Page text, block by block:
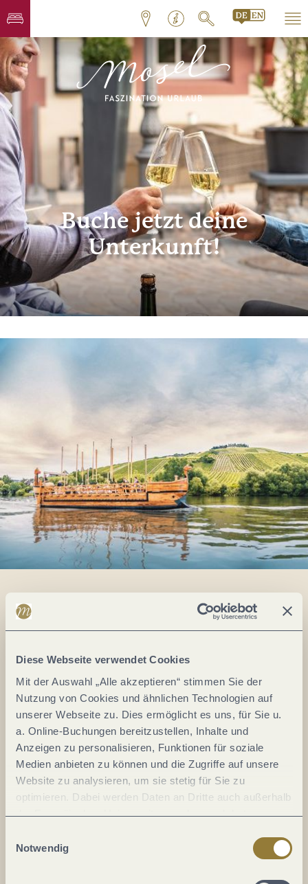
Diese Webseite verwendet Cookies
Mit der Auswahl „Alle akzeptieren“ stimmen Sie der
Nutzung von Cookies und ähnlichen Technologien auf
unserer Webseite zu. Dies ermöglicht es uns, für Sie u.
a. Online-Buchungen bereitzustellen, Inhalte und
Anzeigen zu personalisieren, Funktionen für soziale
Medien anbieten zu können und die Zugriffe auf unsere
Website zu analysieren, um sie stetig für Sie zu
optimieren. Dabei werden Daten an Dritte auch außerhalb
der Europäischen Union weitergegeben und dort
jederzeit widerrufen werden. Mit der Auswahl "Alle
ablehnen" kann es zu Beeinträchtigungen in der Nutzung
Notwendig
Buche jetzt deine
Unterkunft!
Alles im Fluss...
Mosel im Abo: Mit unserem Newsletter
Ihre
E-
Mail-
Adresse:
*
Ich erkläre mich mit der
Datenschutzerklärung